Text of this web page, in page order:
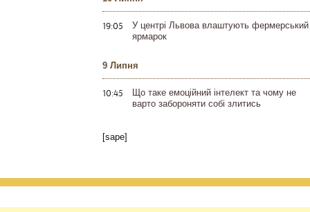
19:05
У центрі Львова влаштують фермерський
ярмарок
9 Липня
10:45
Що таке емоційний інтелект та чому не
варто забороняти собі злитись
[sape]